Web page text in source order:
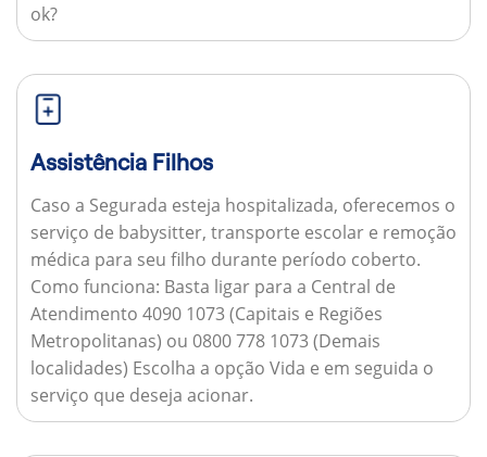
ok?
Assistência Filhos
Caso a Segurada esteja hospitalizada, oferecemos o
serviço de babysitter, transporte escolar e remoção
médica para seu filho durante período coberto.
Como funciona: Basta ligar para a Central de
Atendimento 4090 1073 (Capitais e Regiões
Metropolitanas) ou 0800 778 1073 (Demais
localidades) Escolha a opção Vida e em seguida o
serviço que deseja acionar.